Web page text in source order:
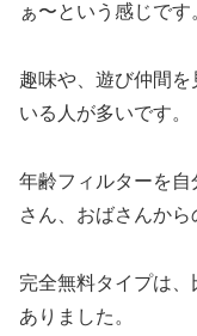
ぁ〜という感じです
趣味や、遊び仲間
いる人が多いです。
年齢フィルターを
さん、おばさんから
完全無料タイプは
ありました。